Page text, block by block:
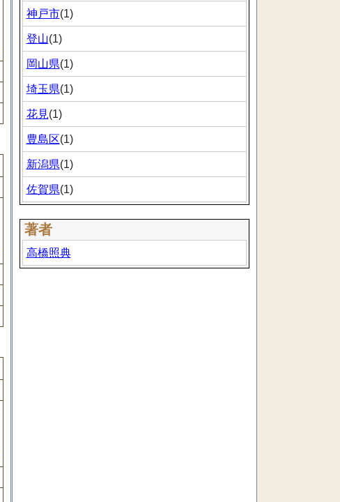
神戸市(1)
登山(1)
岡山県(1)
埼玉県(1)
花見(1)
豊島区(1)
新潟県(1)
佐賀県(1)
著者
高橋照典